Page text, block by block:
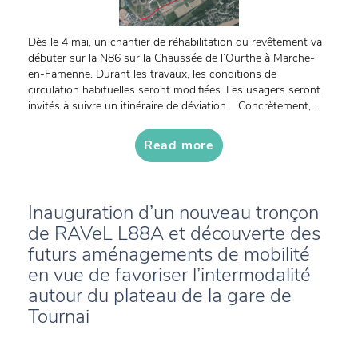
Dès le 4 mai, un chantier de réhabilitation du revêtement va
débuter sur la N86 sur la Chaussée de l’Ourthe à Marche-
en-Famenne. Durant les travaux, les conditions de
circulation habituelles seront modifiées. Les usagers seront
invités à suivre un itinéraire de déviation. Concrètement,...
Read more
Inauguration d’un nouveau tronçon
de RAVeL L88A et découverte des
futurs aménagements de mobilité
en vue de favoriser l’intermodalité
autour du plateau de la gare de
Tournai